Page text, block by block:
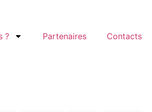
? Partenaires Contacts